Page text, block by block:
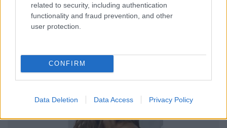
related to security, including authentication
functionality and fraud prevention, and other
user protection.
CONFIRM
Data Deletion Data Access Privacy Policy
néző lakásban
Csősz Bogi elárulta, számára mit jelent a valódi luxus, és
mi az, amit semmiképp nem nélkülözne az otthonában.